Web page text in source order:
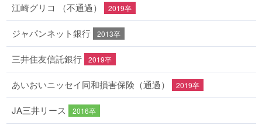
江崎グリコ （不通過） 2019卒
ジャパンネット銀行 2013卒
三井住友信託銀行 2019卒
あいおいニッセイ同和損害保険（通過） 2019卒
JA三井リース 2016卒